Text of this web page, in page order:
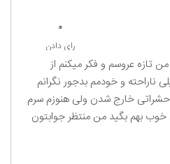
0
رای دادن
تازه عروسم و فکر میکنم از
ناراحته و خودمم بدجور نگرانم‌
حشراتی خارج شدن ولی هنوزم سرم
خوب بهم بگید من منتظر جوابتون